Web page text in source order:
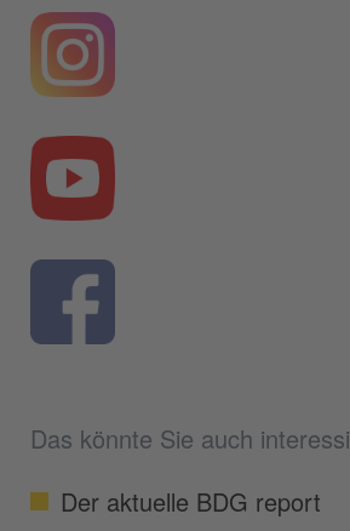
Das könnte Sie auch
Der aktuelle BDG report